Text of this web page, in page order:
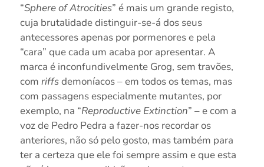
“Sphere of Atrocities” é mais um grande registo,
cuja brutalidade distinguir-se-á dos seus
antecessores apenas por pormenores e pela
“cara” que cada um acaba por apresentar. A
marca é inconfundivelmente Grog, sem travões,
com riffsdemoníacos – em todos os temas, mas
com passagens especialmente mutantes, por
exemplo, na “Reproductive Extinction” – e com a
voz de Pedro Pedra a fazer-nos recordar os
anteriores, não só pelo gosto, mas também para
ter a certeza que ele foi sempre assim e que esta